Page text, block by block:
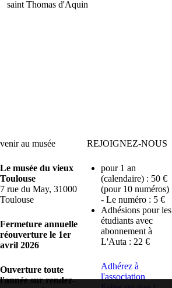
venir au musée
Le musée du vieux
Toulouse
7 rue du May, 31000
Toulouse
Fermeture annuelle
réouverture le 1er
avril 2026
Ouverture toute
l'année sur rendez-
REJOIGNEZ-NOUS
pour 1 an
(calendaire) : 50 €
(pour 10 numéros)
- Le numéro : 5 €
Adhésions pour les
étudiants avec
abonnement à
L'Auta : 22 €
Adhérez à
l'association